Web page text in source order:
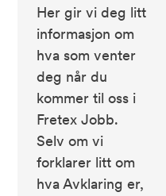
Her gir vi deg litt
informasjon om
hva som venter
deg når du
kommer til oss i
Fretex Jobb.
Selv om vi
forklarer litt om
hva Avklaring er,